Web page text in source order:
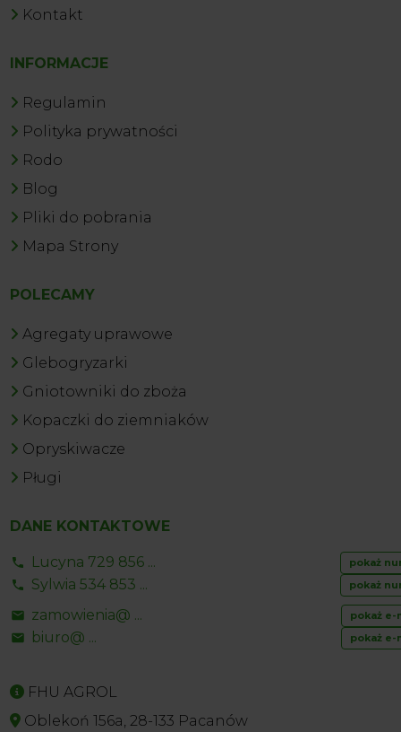
Kontakt
INFORMACJE
Regulamin
Polityka prywatności
Rodo
Blog
Pliki do pobrania
Mapa Strony
POLECAMY
Agregaty uprawowe
Glebogryzarki
Gniotowniki do zboża
Kopaczki do ziemniaków
Opryskiwacze
Pługi
DANE KONTAKTOWE
Lucyna 729 856 ... pokaż
Sylwia 534 853 ... pokaż
zamowienia@ ... pokaż e-
biuro@ ... pokaż e-
FHU AGROL
Oblekoń 156a, 28-133 Pacanów